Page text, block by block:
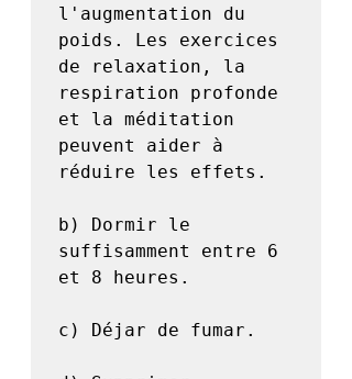
l'augmentation du
poids. Les exercices
de relaxation, la
respiration profonde
et la méditation
peuvent aider à
réduire les effets.
b) Dormir le
suffisamment entre 6
et 8 heures.
c) Déjar de fumar.